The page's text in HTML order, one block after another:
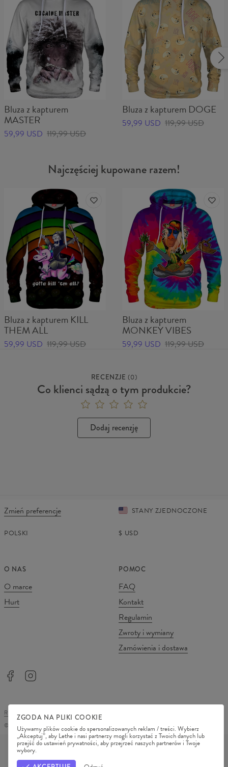
Bluza z kapturem
MASTER
59,99 USD 119,99 USD
Bluza z kapturem DOGE
59,99 USD 119,99 USD
Najczęściej kupowane razem!
Bluza z kapturem KILL
THEM ALL
59,99 USD 119,99 USD
Bluza z kapturem
MONKEY VIBES
59,99 USD 119,99 USD
RECENZJE (0)
Co klienci sądzą o tym produkcie?
Dodaj recenzję
Zmień preferencje STANY ZJEDNOCZONE
POLSKI $ USD
O NAS
O marce
Hurt
POMOC
FAQ
Kontakt
Regulamin
Zwroty i wymiany
Zamówienia i dostawa
REGULAMIN SKLEPU
POLITYKA PRYWATNOŚCI
©
2026 Change Into Colours
ZGODA NA PLIKI COOKIE
Używamy plików cookie do spersonalizowanych reklam / treści. Wybierz
„Akceptuj”, aby Lethe i nasi partnerzy mogli korzystać z Twoich danych lub
przejść do ustawień prywatności, aby przejrzeć naszych partnerów i Twoje
wybory.
METODY PŁATNOŚCI